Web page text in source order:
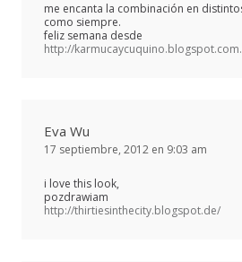
me encanta la combinación en
como siempre.
feliz semana desde
http://
Eva Wu
17 septiembre, 2012 en 9:03 am
i love this look,
pozdrawiam
http://thirtiesinthecity.blogspot.de/